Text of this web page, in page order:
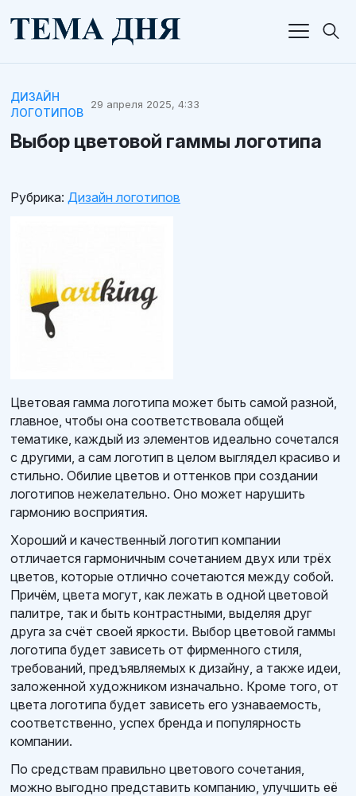
ДИЗАЙН
ЛОГОТИПОВ
29 апреля 2025, 4:33
Выбор цветовой гаммы логотипа
Рубрика: Дизайн логотипов
Цветовая гамма логотипа может быть самой разной,
главное, чтобы она соответствовала общей
тематике, каждый из элементов идеально сочетался
с другими, а сам логотип в целом выглядел красиво и
стильно. Обилие цветов и оттенков при создании
логотипов нежелательно. Оно может нарушить
гармонию восприятия.
Хороший и качественный логотип компании
отличается гармоничным сочетанием двух или трёх
цветов, которые отлично сочетаются между собой.
Причём, цвета могут, как лежать в одной цветовой
палитре, так и быть контрастными, выделяя друг
друга за счёт своей яркости. Выбор цветовой гаммы
логотипа будет зависеть от фирменного стиля,
требований, предъявляемых к дизайну, а также идеи,
заложенной художником изначально. Кроме того, от
цвета логотипа будет зависеть его узнаваемость,
соответственно, успех бренда и популярность
компании.
По средствам правильно цветового сочетания,
можно выгодно представить компанию, улучшить её